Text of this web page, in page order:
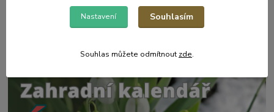
Zahradní postřikovače - skvělý pomocník na zahradu.
Nastavení Souhlasím
Souhlas můžete odmítnout zde.